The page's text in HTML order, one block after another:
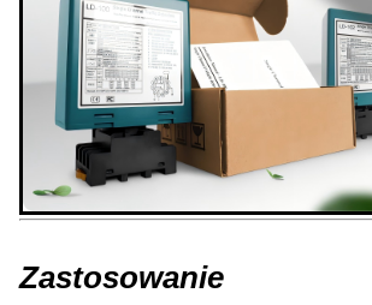
Zastosowanie